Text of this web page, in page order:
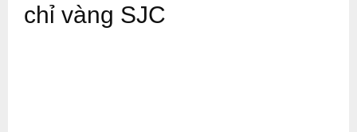
chỉ vàng SJC